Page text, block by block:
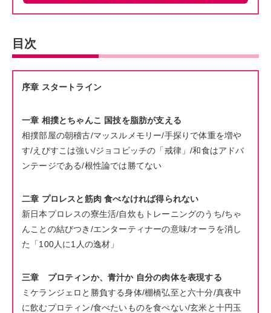
目次
序章 スタートライン
一章 相撲とちゃんこ 国技を脂肪が支える
相撲部屋の朝稽古/マッスルメモリー/手探りで体重を増や
す/えびすこは強い/ジョコビッチの「戒律」/和食はアドバ
ンテージである/根性論では勝てない
二章 プロレスと筋肉 食べなければ得られない
新日本プロレスの寮生活/自炊もトレーニングのうち/ちゃ
んことの結びつき/エンターティナーの意味/オーラを消し
た「100人に1人の逸材」
三章 プロティンか、青汁か 自分の肉体を表現する
ミケランジェロと勝負する身体/棚橋弘至と六十分/真夜中
に飲むプロティン/食べたいものを食べない/玄米と十円玉